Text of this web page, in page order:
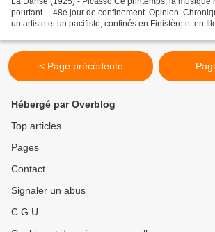
pourtant… 48e jour de confinement. Opinion.
un artiste et un pacifiste, confinés en Finistère et en
< Page précédente
Hébergé par Overblog
Top articles
Pages
Contact
Signaler un abus
C.G.U.